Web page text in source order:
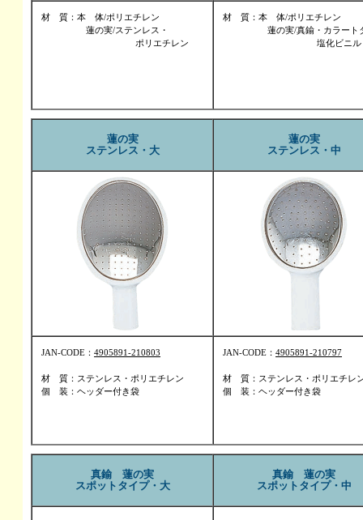
材 質：本 体/ポリエチレン
蓮の実/ステンレス・
ポリエチレン
材 質：本 体/ポリエチレン
蓮の実/真鍮・カラート
塩化ビニル
蓮の実
ステンレス・大
蓮の実
ステンレス・中
JAN-CODE： 4905891-210803
材 質：ステンレス・ポリエチレン
個 装：ヘッダー付き袋
JAN-CODE： 4905891-210797
材 質：ステンレス・ポリエチレ
個 装：ヘッダー付き袋
真鍮 蓮の実
スポットタイプ・大
真鍮 蓮の実
スポットタイプ・中